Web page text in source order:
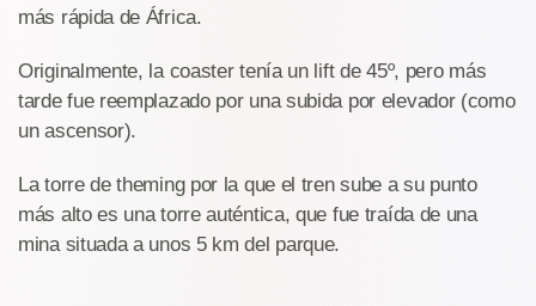
más rápida de África.
Originalmente, la coaster tenía un lift de 45º, pero más
tarde fue reemplazado por una subida por elevador (como
un ascensor).
La torre de theming por la que el tren sube a su punto
más alto es una torre auténtica, que fue traída de una
mina situada a unos 5 km del parque.